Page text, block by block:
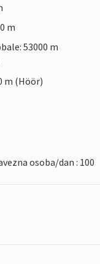
m
53000 m
m (Höör)
osoba/dan : 100